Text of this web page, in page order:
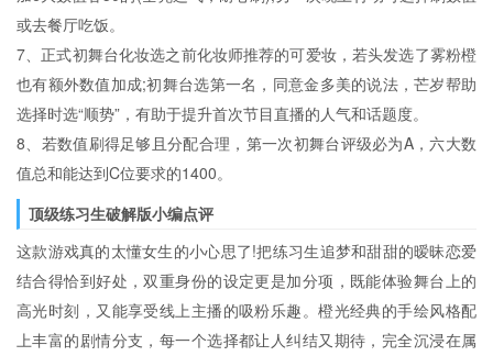
或去餐厅吃饭。
7、正式初舞台化妆选之前化妆师推荐的可爱妆，若头发选了雾粉橙
也有额外数值加成;初舞台选第一名，同意金多美的说法，芒岁帮助
选择时选“顺势”，有助于提升首次节目直播的人气和话题度。
8、若数值刷得足够且分配合理，第一次初舞台评级必为A，六大数
值总和能达到C位要求的1400。
顶级练习生破解版小编点评
这款游戏真的太懂女生的小心思了!把练习生追梦和甜甜的暧昧恋爱
结合得恰到好处，双重身份的设定更是加分项，既能体验舞台上的
高光时刻，又能享受线上主播的吸粉乐趣。橙光经典的手绘风格配
上丰富的剧情分支，每一个选择都让人纠结又期待，完全沉浸在属